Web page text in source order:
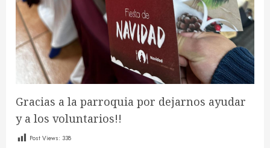
Gracias a la parroquia por dejarnos ayudar
y a los voluntarios!!
Post Views: 338